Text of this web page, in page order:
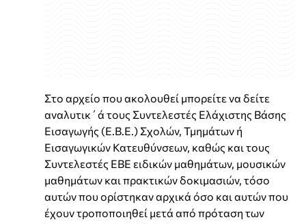
Στο αρχείο που ακολουθεί μπορείτε να δείτε
αναλυτικ΄ά τους Συντελεστές Ελάχιστης Βάσης
Εισαγωγής (Ε.Β.Ε.) Σχολών, Τμημάτων ή
Εισαγωγικών Κατευθύνσεων, καθώς και τους
Συντελεστές ΕΒΕ ειδικών μαθημάτων, μουσικών
μαθημάτων και πρακτικών δοκιμασιών, τόσο
αυτών που ορίστηκαν αρχικά όσο και αυτών που
έχουν τροποποιηθεί μετά από πρόταση των